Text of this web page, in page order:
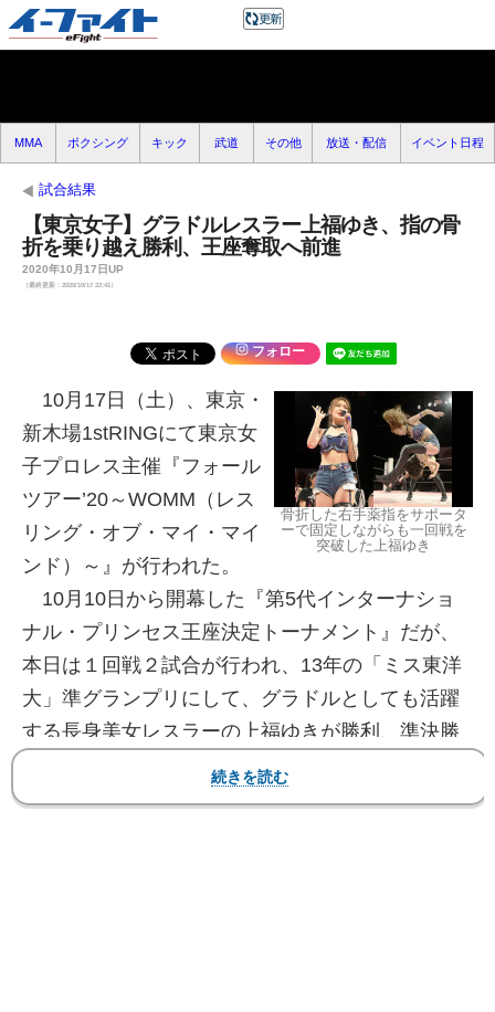
MMA ボクシング キック 武道 その他 放送・配信 イベント日程
試合結果
【東京女子】グラドルレスラー上福ゆき、指の骨
折を乗り越え勝利、王座奪取へ前進
2020年10月17日UP
（最終更新：2020/10/17 22:41）
フォロー
骨折した右手薬指をサポータ
ーで固定しながらも一回戦を
突破した上福ゆき
10月17日（土）、東京・
新木場1stRINGにて東京女
子プロレス主催『フォール
ツアー’20～WOMM（レス
リング・オブ・マイ・マイ
ンド）～』が行われた。
10月10日から開幕した『第5代インターナショ
ナル・プリンセス王座決定トーナメント』だが、
本日は１回戦２試合が行われ、13年の「ミス東洋
大」準グランプリにして、グラドルとしても活躍
する長身美女レスラーの上福ゆきが勝利、準決勝
に進み王座獲りを視野に入れた。